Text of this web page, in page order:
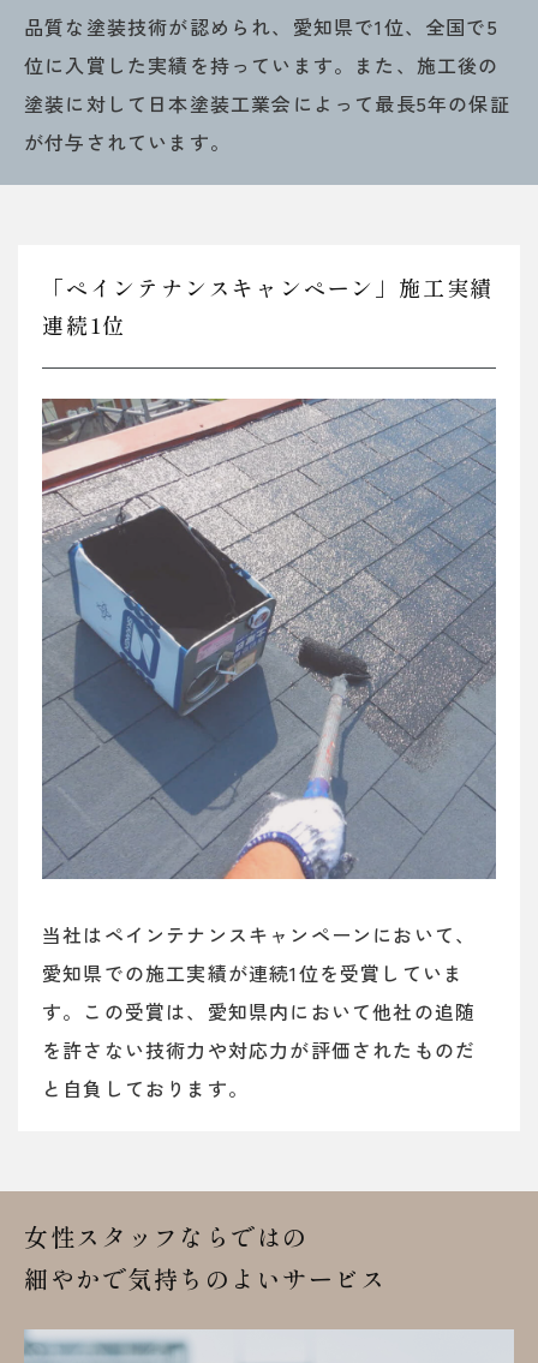
品質な塗装技術が認められ、愛知県で1位、全国で5
位に入賞した実績を持っています。また、施工後の
塗装に対して日本塗装工業会によって最長5年の保証
が付与されています。
「ペインテナンスキャンペーン」施工実績
連続1位
当社はペインテナンスキャンペーンにおいて、
愛知県での施工実績が連続1位を受賞していま
す。この受賞は、愛知県内において他社の追随
を許さない技術力や対応力が評価されたものだ
と自負しております。
女性スタッフならではの
細やかで気持ちのよいサービス